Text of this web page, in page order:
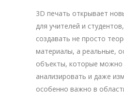
3D печать открывает
для учителей и
создавать не просто
материалы, а реальные,
объекты, которые можно
анализировать и даже
особенно важно в